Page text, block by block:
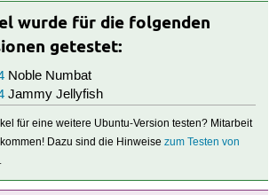
wurde für die folgenden
getestet:
Noble Numbat
Jammy Jellyfish
für eine weitere Ubuntu-Version testen? Mitarbeit
Dazu sind die Hinweisezum Testen von